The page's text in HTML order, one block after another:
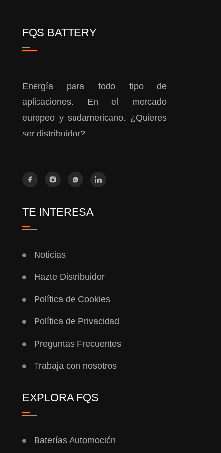
FQS BATTERY
Energía para todo tipo de
aplicaciones. En el mercado
europeo y sudamericano. ¿Quieres
ser distribuidor?
TE INTERESA
Noticias
Hazte Distribuidor
Política de Cookies
Política de Privacidad
Preguntas Frecuentes
Trabaja con nosotros
EXPLORA FQS
Baterías Automoción